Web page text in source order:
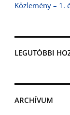
Közlemény – 1.
LEGUTÓBBI
ARCHÍVUM